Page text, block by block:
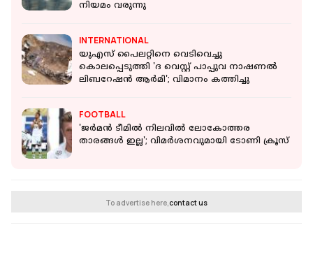
നിയമം വരുന്നു
INTERNATIONAL
യുഎസ് പൈലറ്റിനെ വെടിവെച്ചു
കൊലപ്പെടുത്തി 'ദ വെസ്റ്റ് പാപ്പുവ നാഷണല്‍
ലിബറേഷന്‍ ആര്‍മി'; വിമാനം കത്തിച്ചു
FOOTBALL
'ജർമൻ ടീമിൽ നിലവിൽ ലോകോത്തര
താരങ്ങൾ ഇല്ല'; വിമർശനവുമായി ടോണി ക്രൂസ്
To advertise here,contact us